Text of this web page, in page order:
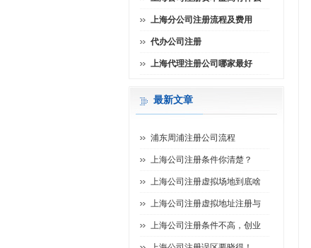
上海分公司注册流程及费用
代办公司注册
上海代理注册公司哪家最好
最新文章
浦东周浦注册公司流程
上海公司注册条件你清楚？
上海公司注册虚拟场地到底啥
上海公司注册虚拟地址注册与
上海公司注册条件不高，创业